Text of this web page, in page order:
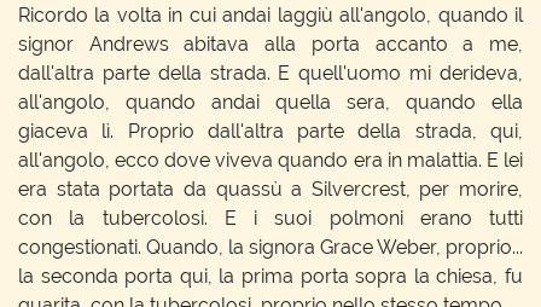
Ricordo la volta in cui andai laggiù all'angolo, quando il
signor Andrews abitava alla porta accanto a me,
dall'altra parte della strada. E quell'uomo mi derideva,
all'angolo, quando andai quella sera, quando ella
giaceva lì. Proprio dall'altra parte della strada, qui,
all'angolo, ecco dove viveva quando era in malattia. E lei
era stata portata da quassù a Silvercrest, per morire,
con la tubercolosi. E i suoi polmoni erano tutti
congestionati. Quando, la signora Grace Weber, proprio...
la seconda porta qui, la prima porta sopra la chiesa, fu